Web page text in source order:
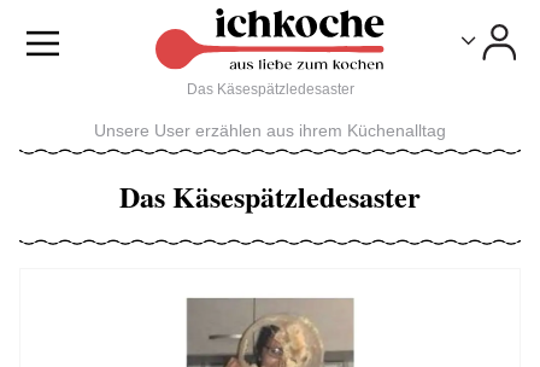
Das Käsespätzledesaster
Unsere User erzählen aus ihrem Küchenalltag
Das Käsespätzledesaster